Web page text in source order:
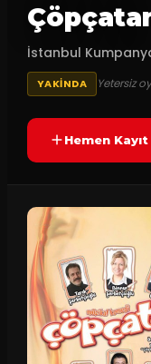
İstanbul
YAKINDA Yetersiz
Hemen